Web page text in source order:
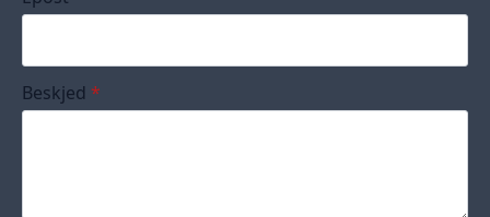
Beskjed *